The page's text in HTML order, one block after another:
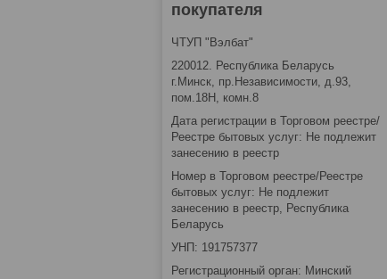
покупателя
ЧТУП "Вэлбат"
220012. Республика Беларусь
г.Минск, пр.Независимости, д.93,
пом.18Н, комн.8
Дата регистрации в Торговом реестре/
Реестре бытовых услуг: Не подлежит
занесению в реестр
Номер в Торговом реестре/Реестре
бытовых услуг: Не подлежит
занесению в реестр, Республика
Беларусь
УНП: 191757377
Регистрационный орган: Минский